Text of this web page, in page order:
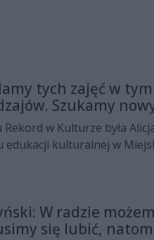
tych zajęć w
Szukamy
w Kulturze była
edukacji kulturalnej w
na nowe oferty zajęć
W radzie
się lubić,